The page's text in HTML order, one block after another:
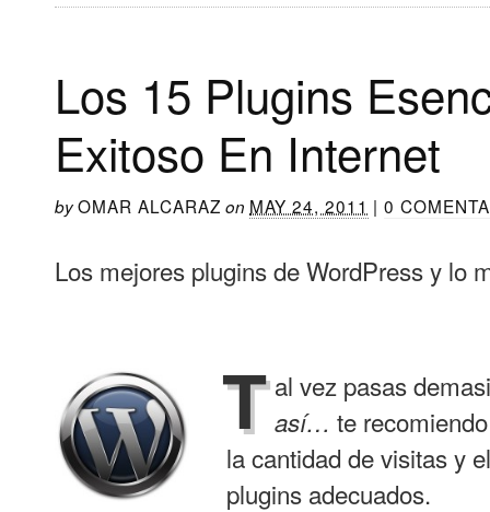
Los 15 Plugins
Exitoso En Internet
byOMAR ALCARAZ on MAY 24, 2011 |0
Los mejores plugins de WordPress y lo
T al vez pasas
así…te
la cantidad de visitas y
plugins adecuados.